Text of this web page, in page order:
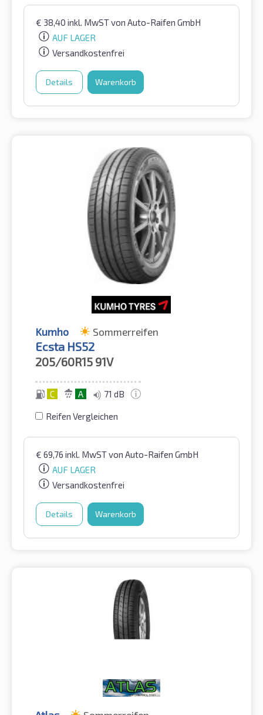
€ 38,40 inkl. MwSTvon Auto-Raifen GmbH
AUF LAGER
Versandkostenfrei
Details Warenkorb
Kumho Sommerreifen
Ecsta HS52
205/60R15 91V
C A 71 dB
Reifen Vergleichen
€ 69,76 inkl. MwSTvon Auto-Raifen GmbH
AUF LAGER
Versandkostenfrei
Details Warenkorb